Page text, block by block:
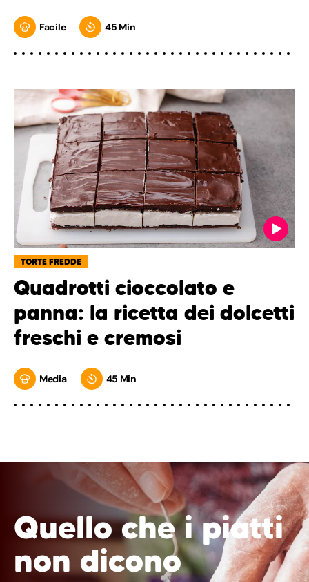
Facile 45 Min
TORTE FREDDE
Quadrotti cioccolato e
panna: la ricetta dei dolcetti
freschi e cremosi
Media 45 Min
Quello che i piatti
non dicono